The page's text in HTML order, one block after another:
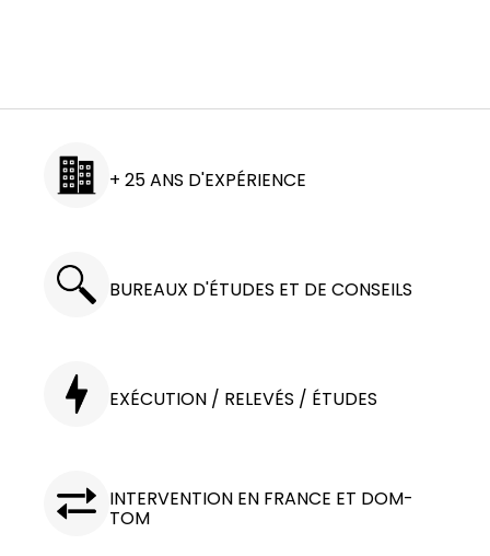
+ 25 ANS D'EXPÉRIENCE
BUREAUX D'ÉTUDES ET DE CONSEILS
EXÉCUTION / RELEVÉS / ÉTUDES
INTERVENTION EN FRANCE ET DOM-
TOM